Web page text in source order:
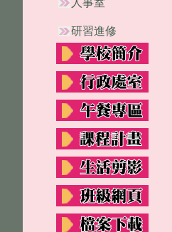
人事室
研習進修